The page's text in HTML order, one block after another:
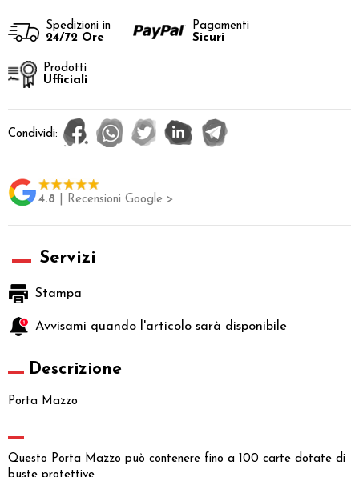
Spedizioni in
24/72 Ore
Pagamenti
Sicuri
Prodotti
Ufficiali
Condividi:
4.8 | Recensioni Google >
Servizi
Stampa
Avvisami quando l'articolo sarà disponibile
Descrizione
Porta Mazzo
Questo Porta Mazzo può contenere fino a 100 carte dotate di